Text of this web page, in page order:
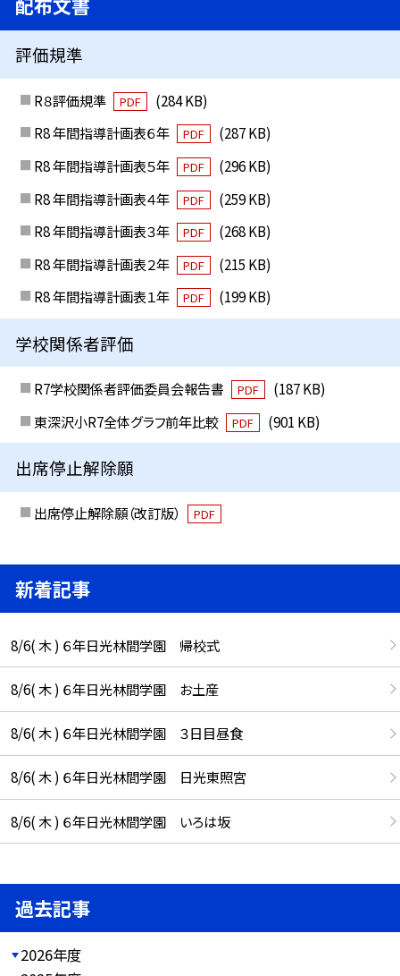
配布文書
評価規準
R８評価規準 PDF
(284 KB)
R8 年間指導計画表６年
PDF
(287 KB)
R8 年間指導計画表５年
PDF
(296 KB)
R8 年間指導計画表４年
PDF
(259 KB)
R8 年間指導計画表３年
PDF
(268 KB)
R8 年間指導計画表２年
PDF
(215 KB)
R8 年間指導計画表１年
PDF (199 KB)
学校関係者評価
R7学校関係者評価委員会報告書 PDF
(187 KB)
東深沢小R7全体グラフ前年比較
PDF (901 KB)
出席停止解除願
出席停止解除願（改訂版） PDF
新着記事
8/6( 木 ) ６年日光林間学園 帰校式
8/6( 木 ) ６年日光林間学園 お土産
8/6( 木 ) ６年日光林間学園 ３日目昼食
8/6( 木 ) ６年日光林間学園 日光東照宮
8/6( 木 ) ６年日光林間学園 いろは坂
過去記事
2026年度